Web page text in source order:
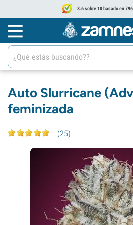
8.6 sobre 10 basado en
Auto Slurricane
feminizada
(25)